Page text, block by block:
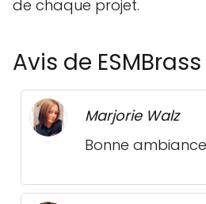
de chaque projet.
Avis de ESMBrass
Marjorie Walz
Bonne